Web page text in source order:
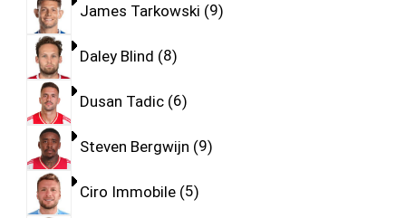
James Tarkowski 9
Daley Blind 8
Dusan Tadic 6
Steven Bergwijn 9
Ciro Immobile 5